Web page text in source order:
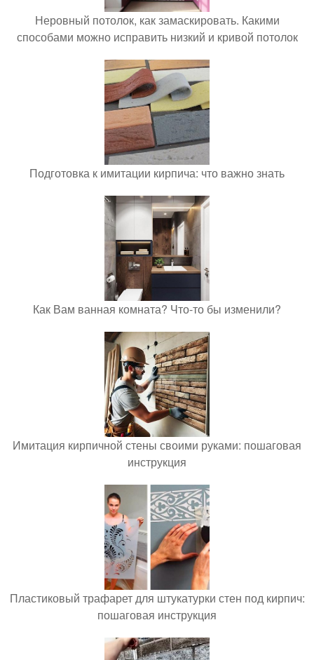
Неровный потолок, как замаскировать. Какими
способами можно исправить низкий и кривой потолок
Подготовка к имитации кирпича: что важно знать
Как Вам ванная комната? Что-то бы изменили?
Имитация кирпичной стены своими руками: пошаговая
инструкция
Пластиковый трафарет для штукатурки стен под кирпич:
пошаговая инструкция